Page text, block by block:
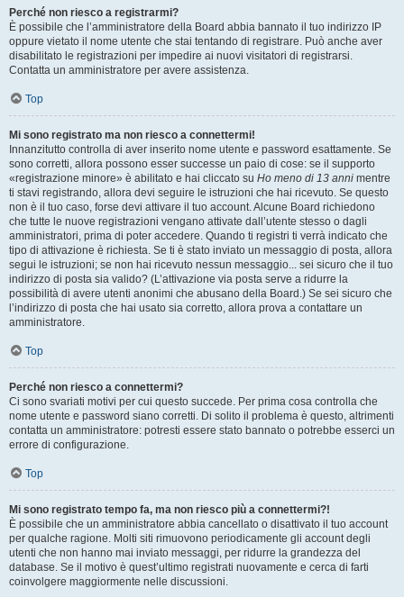
Perché non riesco a registrarmi?
È possibile che l’amministratore della Board abbia bannato il tuo indirizzo IP
oppure vietato il nome utente che stai tentando di registrare. Può anche aver
disabilitato le registrazioni per impedire ai nuovi visitatori di registrarsi.
Contatta un amministratore per avere assistenza.
Top
Mi sono registrato ma non riesco a connettermi!
Innanzitutto controlla di aver inserito nome utente e password esattamente. Se
sono corretti, allora possono esser successe un paio di cose: se il supporto
«registrazione minore» è abilitato e hai cliccato su Ho meno di 13 anni mentre
ti stavi registrando, allora devi seguire le istruzioni che hai ricevuto. Se questo
non è il tuo caso, forse devi attivare il tuo account. Alcune Board richiedono
che tutte le nuove registrazioni vengano attivate dall’utente stesso o dagli
amministratori, prima di poter accedere. Quando ti registri ti verrà indicato che
tipo di attivazione è richiesta. Se ti è stato inviato un messaggio di posta, allora
segui le istruzioni; se non hai ricevuto nessun messaggio... sei sicuro che il tuo
indirizzo di posta sia valido? (L’attivazione via posta serve a ridurre la
possibilità di avere utenti anonimi che abusano della Board.) Se sei sicuro che
l’indirizzo di posta che hai usato sia corretto, allora prova a contattare un
amministratore.
Top
Perché non riesco a connettermi?
Ci sono svariati motivi per cui questo succede. Per prima cosa controlla che
nome utente e password siano corretti. Di solito il problema è questo, altrimenti
contatta un amministratore: potresti essere stato bannato o potrebbe esserci un
errore di configurazione.
Top
Mi sono registrato tempo fa, ma non riesco più a connettermi?!
È possibile che un amministratore abbia cancellato o disattivato il tuo account
per qualche ragione. Molti siti rimuovono periodicamente gli account degli
utenti che non hanno mai inviato messaggi, per ridurre la grandezza del
database. Se il motivo è quest’ultimo registrati nuovamente e cerca di farti
coinvolgere maggiormente nelle discussioni.